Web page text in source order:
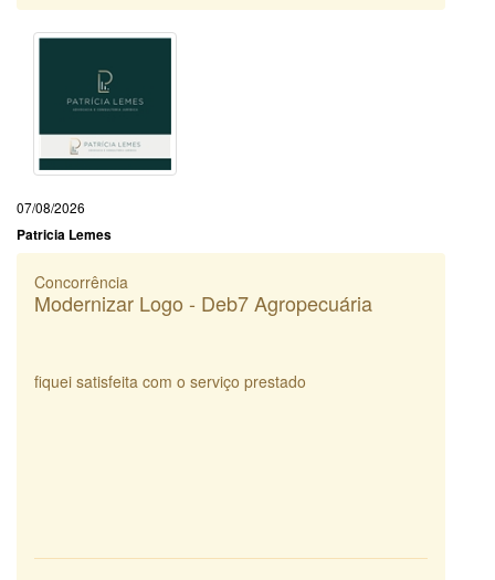
07/08/2026
Patricia Lemes
Concorrência
Modernizar Logo - Deb7 Agropecuária
fiquei satisfeita com o serviço prestado